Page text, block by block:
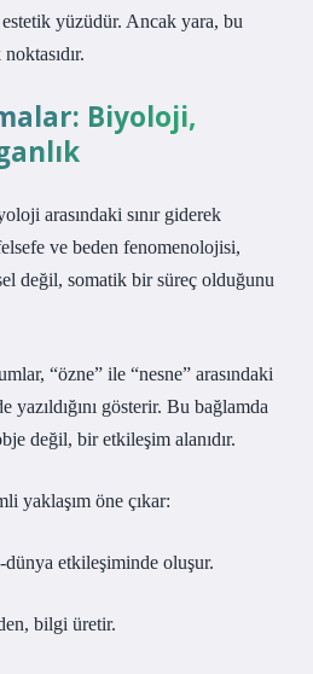
yüzüdür. Ancak yara, bu
Biyoloji,
arasındaki sınır giderek
ve beden fenomenolojisi,
değil, somatik bir süreç olduğunu
“özne” ile “nesne” arasındaki
gösterir. Bu bağlamda
değil, bir etkileşim alanıdır.
yaklaşım öne çıkar:
etkileşiminde oluşur.
bilgi üretir.